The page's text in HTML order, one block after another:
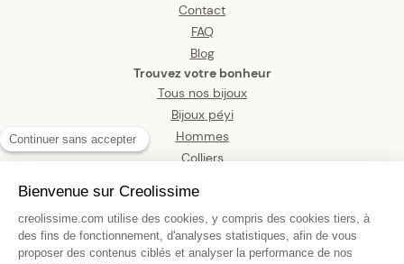
Contact
FAQ
Blog
Trouvez votre bonheur
Tous nos bijoux
Bijoux péyi
Hommes
Colliers
Bracelets
Pendentifs
Bagues